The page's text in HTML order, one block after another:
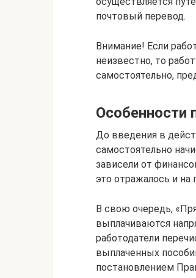
почтовый перевод.
Внимание! Если
неизвестно, то
самостоятельно,
Особенности
До введения в
самостоятельно
зависели от
это отражалось и на
В свою очередь,
выплачиваются
работодатели
выплаченных
постановлением